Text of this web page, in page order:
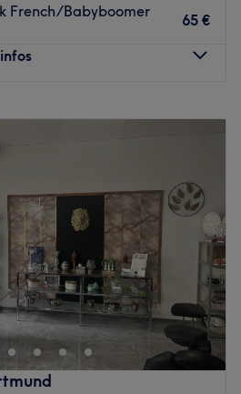
French/Babyboomer
65 €
11:00–19:00
11:00–18:00
Geschlossen
- Wambel | Maniküre, Pediküre,
Designs.
Anlass in unserem modernen
(Gellack und Gel)
Maniküre“